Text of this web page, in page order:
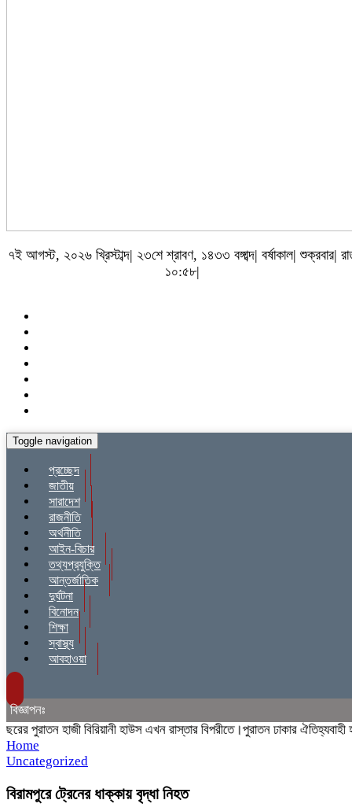
৭ই আগস্ট, ২০২৬ খ্রিস্টাব্দ| ২৩শে শ্রাবণ, ১৪৩৩ বঙ্গাব্দ| বর্ষাকাল| শুক্রবার|
১০:৫৮|
Toggle navigation
প্রচ্ছেদ
জাতীয়
সারাদেশ
রাজনীতি
অর্থনীতি
আইন-বিচার
তথ্যপ্রযুক্তি
আন্তর্জাতিক
দুর্ঘটনা
বিনোদন
শিক্ষা
স্বাস্থ্য
আবহাওয়া
বিজ্ঞাপনঃ
পুরাতন হাজী বিরিয়ানী হাউস এখন রাস্তার বিপরীতে।পুরাতন ঢাকার ঐতিহ্যবাহী
Home
Uncategorized
বিরামপুরে ট্রেনের ধাক্কায় বৃদ্ধা নিহত